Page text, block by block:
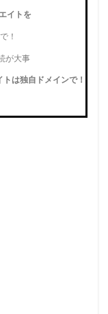
イトを
！
が大事
は独自ドメインで！